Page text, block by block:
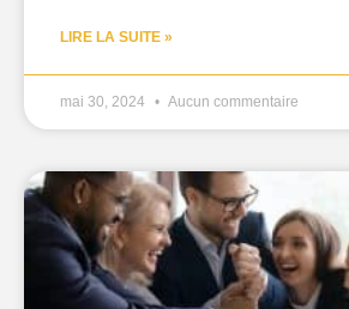
LIRE LA SUITE »
mai 30, 2024 Aucun commentaire